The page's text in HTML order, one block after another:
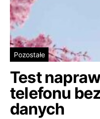
Pozostałe
Test
telefonu
danych